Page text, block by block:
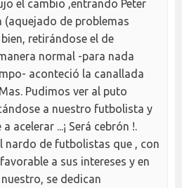
el cambio ,entrando Peter
(aquejado de problemas
retirándose el de
normal -para nada
aconteció la canallada
Pudimos ver al puto
a nuestro futbolista y
acelerar ...¡ Será cebrón !.
nardo de futbolistas que , con
a sus intereses y en
se dedican